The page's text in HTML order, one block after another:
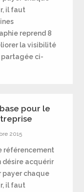
il faut
reprend 8
la visibilité
partagée ci-
pour le
2015
référencement
désire acquérir
payer chaque
il faut